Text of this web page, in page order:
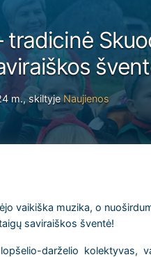
m., skiltyje Naujienos
vaikiška muzika, o
saviraiškos šventė!
darželio kolektyvas,